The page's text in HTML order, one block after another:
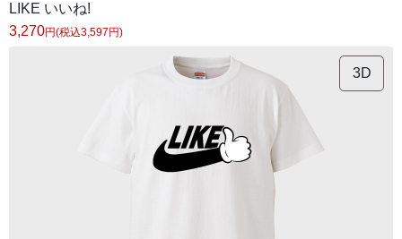
LIKE いいね!
3,270円(税込3,597円)
3D